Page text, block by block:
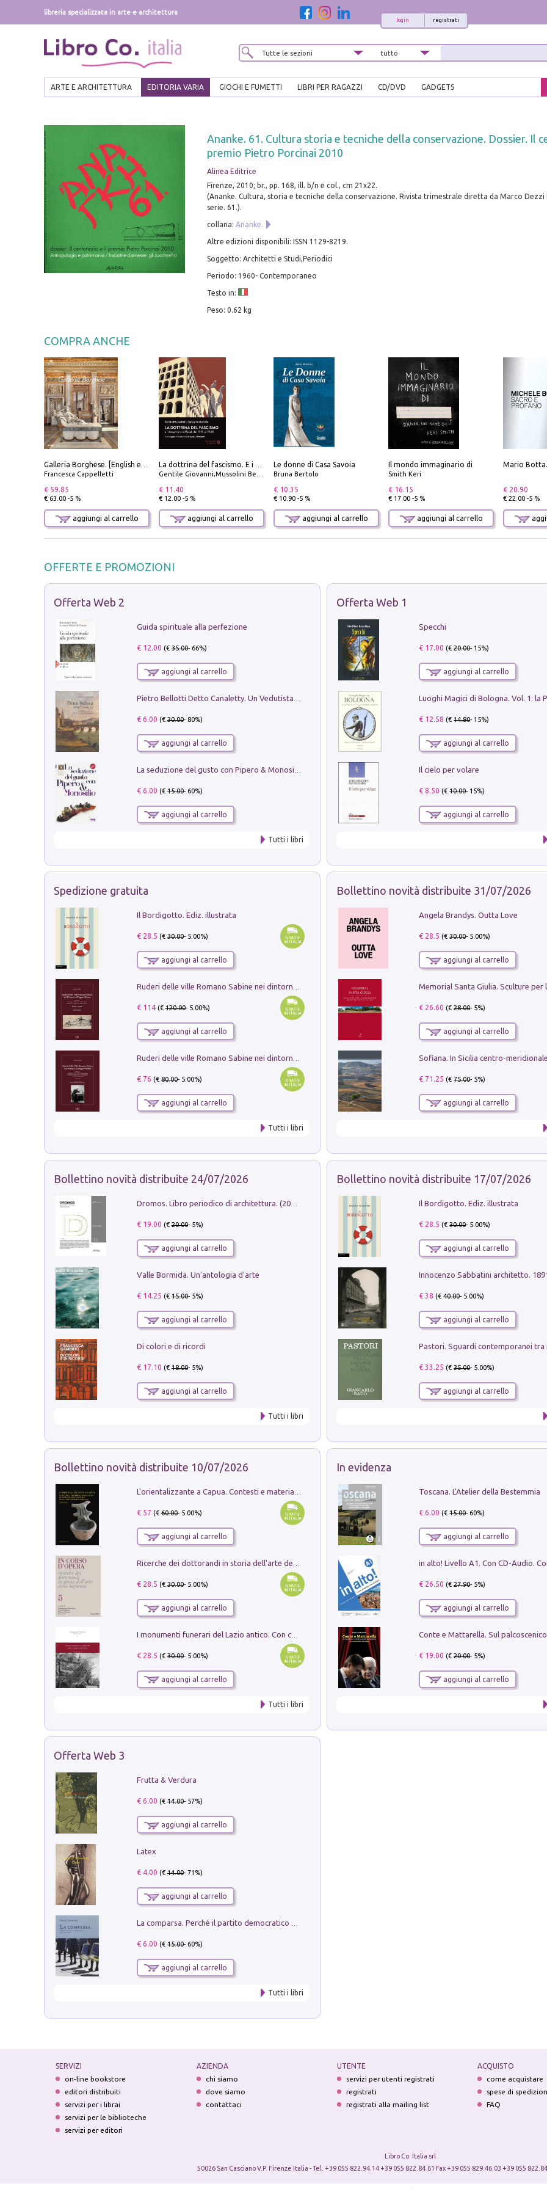
libreria specializzata in arte e architettura
registrati
login
ARTE E ARCHITETTURA EDITORIA VARIA GIOCHI E FUMETTI LIBRI PER RAGAZZI CD/DVD GADGETS
Ananke. 61. Cultura storia e tecniche della conservazione. Dossier. Il
premio Pietro Porcinai 2010
Alinea Editrice
Firenze, 2010; br., pp. 168, ill. b/n e col., cm 21x22.
(Ananke. Cultura, storia e tecniche della conservazione. Rivista trimestrale diretta da Marco Dezzi
serie. 61.).
collana: Ananke.
Altre edizioni disponibili: ISSN 1129-8219.
Soggetto: Architetti e Studi,Periodici
Periodo: 1960- Contemporaneo
Testo in:
Peso: 0.62 kg
COMPRA ANCHE
Francesca Cappelletti
€ 59.85
€ 63.00 -5 %
aggiungi al carrello
Gentile Giovanni;Mussolini Benito
€ 11.40
€ 12.00 -5 %
aggiungi al carrello
Le donne di Casa Savoia
Bruna Bertolo
€ 10.35
€ 10.90 -5 %
aggiungi al carrello
Il mondo immaginario di
Smith Keri
€ 16.15
€ 17.00 -5 %
aggiungi al carrello
€ 20.90
€ 22.00 -5 %
OFFERTE E PROMOZIONI
Offerta Web 2
Guida spirituale alla perfezione
€ 12.00 (€35.00- 66%)
aggiungi al carrello
€ 6.00 (€30.00- 80%)
aggiungi al carrello
€ 6.00 (€15.00- 60%)
aggiungi al carrello
Tutti i libri
Offerta Web 1
Specchi
€ 17.00 (€20.00- 15%)
aggiungi al carrello
€ 12.58 (€14.80- 15%)
aggiungi al carrello
Il cielo per volare
€ 8.50 (€10.00- 15%)
aggiungi al carrello
Spedizione gratuita
Il Bordigotto. Ediz. illustrata
€ 28.5 (€30.00- 5.00%)
aggiungi al carrello
€ 114(€120.00- 5.00%)
aggiungi al carrello
€ 76 (€80.00- 5.00%)
aggiungi al carrello
Tutti i libri
Bollettino novità distribuite 31/07/2026
Angela Brandys. Outta Love
€ 28.5 (€30.00- 5.00%)
aggiungi al carrello
€ 26.60 (€28.00- 5%)
aggiungi al carrello
€ 71.25 (€75.00- 5%)
aggiungi al carrello
Bollettino novità distribuite 24/07/2026
Dromos. Libro periodico di architettura. (2026). Vol. 15: Post-model
€ 19.00 (€20.00- 5%)
aggiungi al carrello
Valle Bormida. Un'antologia d'arte
€ 14.25 (€15.00- 5%)
aggiungi al carrello
Di colori e di ricordi
€ 17.10 (€18.00- 5%)
aggiungi al carrello
Tutti i libri
Bollettino novità distribuite 17/07/2026
Il Bordigotto. Ediz. illustrata
€ 28.5 (€30.00- 5.00%)
aggiungi al carrello
Innocenzo Sabbatini architetto.
€ 38 (€40.00- 5.00%)
aggiungi al carrello
€ 33.25 (€35.00- 5.00%)
aggiungi al carrello
Bollettino novità distribuite 10/07/2026
€ 57 (€60.00- 5.00%)
aggiungi al carrello
€ 28.5 (€30.00- 5.00%)
aggiungi al carrello
I monumenti funerari del Lazio antico. Con cartella con tavole
€ 28.5 (€30.00- 5.00%)
aggiungi al carrello
Tutti i libri
In evidenza
Toscana. L'Atelier della Bestemmia
€ 6.00 (€15.00- 60%)
aggiungi al carrello
€ 26.50 (€27.90- 5%)
aggiungi al carrello
€ 19.00 (€20.00- 5%)
aggiungi al carrello
Offerta Web 3
Frutta & Verdura
€ 6.00 (€14.00- 57%)
aggiungi al carrello
Latex
€ 4.00 (€14.00- 71%)
aggiungi al carrello
€ 6.00 (€15.00- 60%)
aggiungi al carrello
Tutti i libri
SERVIZI
on-line bookstore
editori distribuiti
servizi per i librai
servizi per le biblioteche
servizi per editori
AZIENDA
chi siamo
dove siamo
contattaci
UTENTE
servizi per utenti registrati
registrati
registrati alla mailing list
ACQUISTO
come acquistare
spese di
FAQ
Libro Co. Italia srl
50026 San Casciano V.P. Firenze Italia - Tel. +39 055 822.94.14 +39 055 822.84.61 Fax +39 055 829.46.03 +39 055